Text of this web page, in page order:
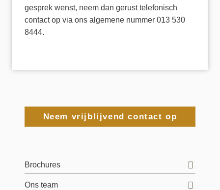
gesprek wenst, neem dan gerust telefonisch
contact op via ons algemene nummer 013 530
8444.
Neem vrijblijvend contact op
Brochures
Ons team